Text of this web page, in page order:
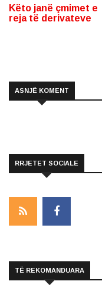
Këto janë çmimet e
reja të derivateve
ASNJË KOMENT
RRJETET SOCIALE
TË REKOMANDUARA